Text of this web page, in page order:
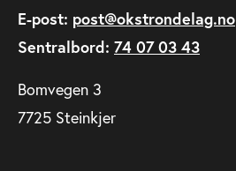
E-post: post@okstrondelag.no
Sentralbord: 74 07 03 43
Bomvegen 3
7725 Steinkjer